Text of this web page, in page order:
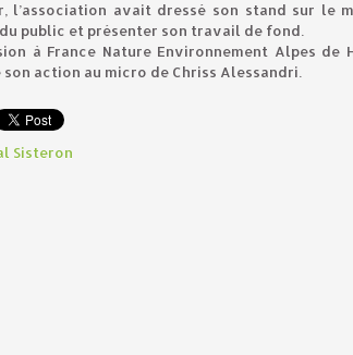
l’association avait dressé son stand sur le
public et présenter son travail de fond.
à France Nature Environnement Alpes de
son action au micro de Chriss Alessandri.
Sisteron